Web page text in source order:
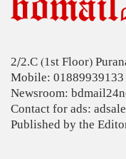
সাড়ে ৬
৭১২ জন
প্রকল্পের ধীর
উপদেষ্টা
2/2.C (1st Floor)
Mobile: 01889939133
Newsroom:
Contact for ads:
Published by the